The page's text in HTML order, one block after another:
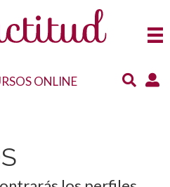
ONLINE